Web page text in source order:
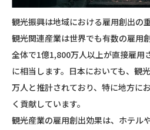
観光振興は地域における雇用創出の
観光関連産業は世界でも有数の雇用
全体で1億1,800万人以上が直接雇用
に相当します。日本においても、観
万人と推計されており、特に地方に
く貢献しています。
観光産業の雇用創出効果は、ホテル